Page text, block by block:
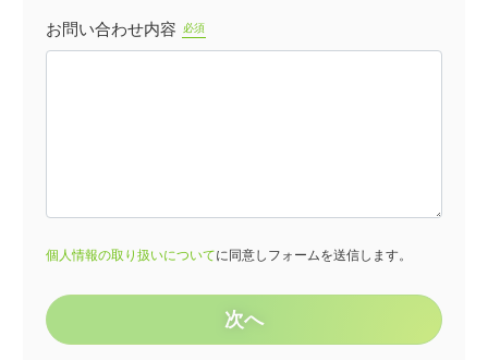
お問い合わせ内容 必須
個人情報の取り扱いについてに同意しフォームを送信します。